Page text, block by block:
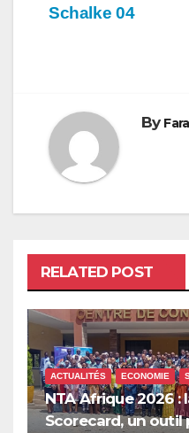
Schalke 04
By
RELATED POST
ACTUALITÉS ECONOMIE
NTA Afrique 2026 :
Scorecard, un